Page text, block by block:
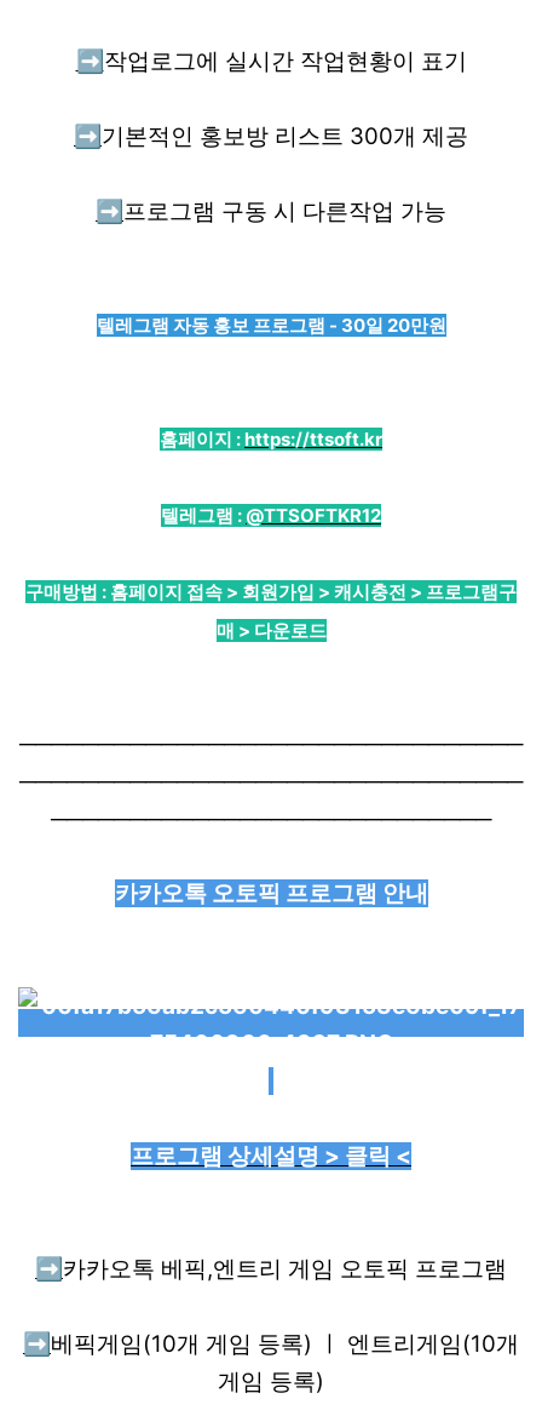
➡️ 작업로그에 실시간 작업현황이 표기
➡️ 기본적인 홍보방 리스트 300개 제공
➡️ 프로그램 구동 시 다른작업 가능
텔레그램 자동 홍보 프로그램 - 30일 20만원
홈페이지 :https://ttsoft.kr
텔레그램 : @TTSOFTKR12
구매방법 : 홈페이지 접속 > 회원가입 > 캐시충전 > 프로그램구
매 > 다운로드
────────────────────────────────
────────────────────────────────
────────────────────────────
카카오톡 오토픽 프로그램 안내
프로그램 상세설명 > 클릭 <
➡️ 카카오톡 베픽,엔트리 게임 오토픽 프로그램
➡️ 베픽게임(10개 게임 등록) ㅣ 엔트리게임(10개
게임 등록)